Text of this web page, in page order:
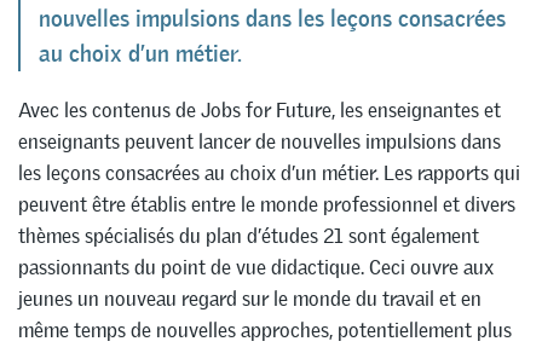
nouvelles impulsions dans les leçons consacrées
au choix d’un métier.
Avec les contenus de Jobs for Future, les enseignantes et
enseignants peuvent lancer de nouvelles impulsions dans
les leçons consacrées au choix d’un métier. Les rapports qui
peuvent être établis entre le monde professionnel et divers
thèmes spécialisés du plan d’études 21 sont également
passionnants du point de vue didactique. Ceci ouvre aux
jeunes un nouveau regard sur le monde du travail et en
même temps de nouvelles approches, potentiellement plus